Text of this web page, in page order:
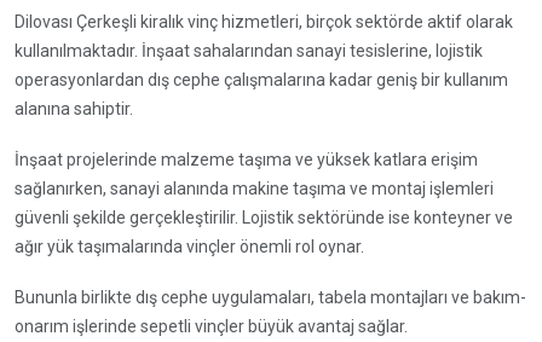
Dilovası Çerkeşli kiralık vinç hizmetleri, birçok sektörde aktif olarak
kullanılmaktadır. İnşaat sahalarından sanayi tesislerine, lojistik
operasyonlardan dış cephe çalışmalarına kadar geniş bir kullanım
alanına sahiptir.
İnşaat projelerinde malzeme taşıma ve yüksek katlara erişim
sağlanırken, sanayi alanında makine taşıma ve montaj işlemleri
güvenli şekilde gerçekleştirilir. Lojistik sektöründe ise konteyner ve
ağır yük taşımalarında vinçler önemli rol oynar.
Bununla birlikte dış cephe uygulamaları, tabela montajları ve bakım-
onarım işlerinde sepetli vinçler büyük avantaj sağlar.